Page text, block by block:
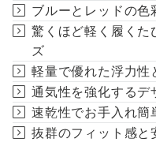
ブルーとレッドの色
驚くほど軽く履くた
ズ
軽量で優れた浮力性
通気性を強化するデ
速乾性でお手入れ簡
抜群のフィット感と